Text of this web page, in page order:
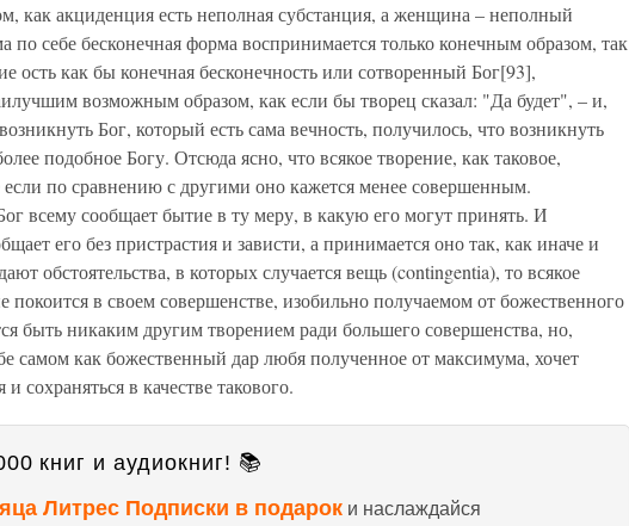
как акциденция есть неполная субстанция, а женщина – неполный
себе бесконечная форма воспринимается только конечным образом, так
ость как бы конечная бесконечность или сотворенный Бог[93],
возможным образом, как если бы творец сказал: "Да будет", – и,
Бог, который есть сама вечность, получилось, что возникнуть
подобное Богу. Отсюда ясно, что всякое творение, как таковое,
по сравнению с другими оно кажется менее совершенным.
всему сообщает бытие в ту меру, в какую его могут принять. И
его без пристрастия и зависти, а принимается оно так, как иначе и
обстоятельства, в которых случается вещь (contingentia), то всякое
покоится в своем совершенстве, изобильно получаемом от божественного
быть никаким другим творением ради большего совершенства, но,
самом как божественный дар любя полученное от максимума, хочет
сохраняться в качестве такового.
книг и аудиокниг! 📚
Литрес Подписки в подарок и наслаждайся